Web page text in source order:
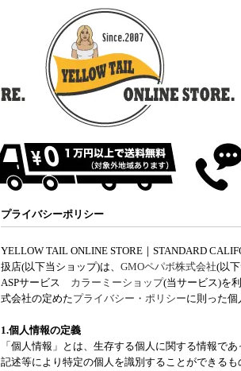
プライバシーポリシー
YELLOW TAIL ONLINE STORE｜STANDARD
扱店(以下当ショップ)は、 GMOペパボ株式会社(以
ASPサービス カラーミーショップ(当サービス)を
式会社の定めたプライバシー・ポリシーに則った個
1.個人情報の定義
「個人情報」とは、生存する個人に関する情報で
記述等により特定の個人を識別することができる